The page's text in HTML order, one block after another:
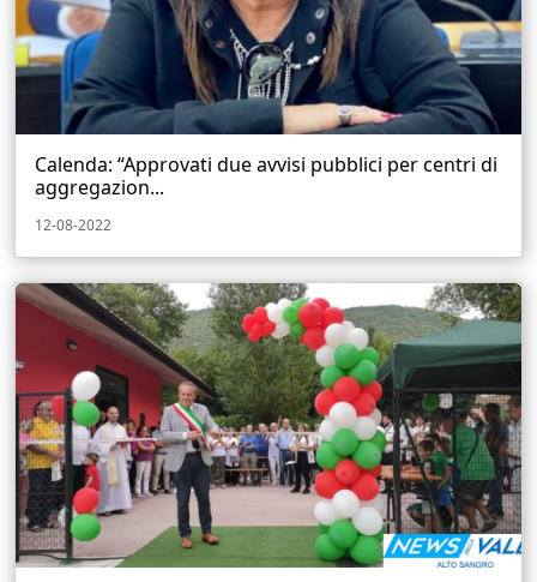
Calenda: “Approvati due avvisi pubblici per centri di
aggregazion...
12-08-2022